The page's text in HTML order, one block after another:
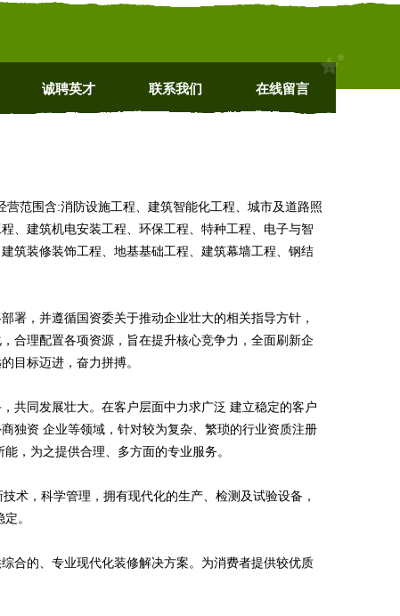
诚聘英才 联系我们 在线留言
范围含:消防设施工程、建筑智能化工程、城市及道路照
、建筑机电安装工程、环保工程、特种工程、电子与智
筑装修装饰工程、地基基础工程、建筑幕墙工程、钢结
署，并遵循国资委关于推动企业壮大的相关指导方针，
合理配置各项资源，旨在提升核心竞争力，全面刷新企
目标迈进，奋力拼搏。
共同发展壮大。在客户层面中力求广泛 建立稳定的客户
独资 企业等领域，针对较为复杂、繁琐的行业资质注册
，为之提供合理、多方面的专业服务。
术，科学管理，拥有现代化的生产、检测及试验设备，
。
合的、专业现代化装修解决方案。为消费者提供较优质